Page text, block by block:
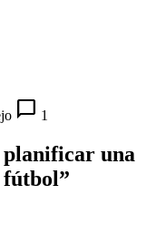
chat_bubble_outline 1
planificar una
fútbol”